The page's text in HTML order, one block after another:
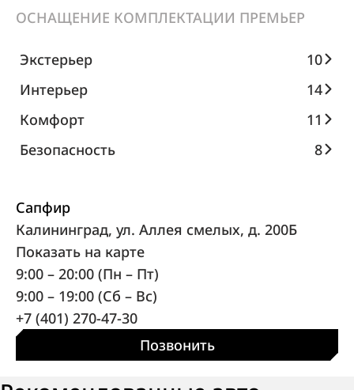
ОСНАЩЕНИЕ КОМПЛЕКТАЦИИ ПРЕМЬЕР
Экстерьер
10
Интерьер
14
Комфорт
11
Безопасность
8
Сапфир
Калининград, ул. Аллея смелых, д. 200Б
Показать на карте
9:00 – 20:00 (Пн – Пт)
9:00 – 19:00 (Сб – Вс)
+7 (401) 270-47-30
Позвонить